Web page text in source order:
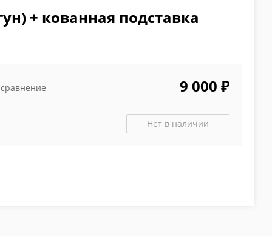
+ кованная подставка
9 000 ₽
Нет в наличии